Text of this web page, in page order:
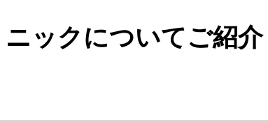
ックについてご紹